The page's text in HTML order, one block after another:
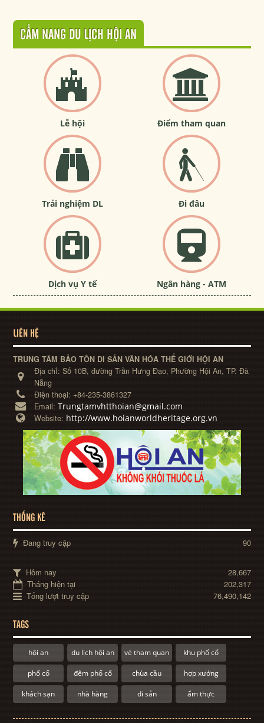
CẨM NANG DU LỊCH HỘI AN
Lễ hội Điểm tham quan
Trải nghiệm DL Đi đâu
Dịch vụ Y tế Ngân hàng - ATM
LIÊN HỆ
TRUNG TÂM BẢO TỒN DI SẢN VĂN HÓA THẾ GIỚI HỘI AN
Địa chỉ:Số 10B, đường Trần Hưng Đạo, Phường Hội An, TP. Đà
Nẵng
Điện thoại: +84-235-3861327
Email:Trungtamvhtthoian@gmail.com
Website: http://www.hoianworldheritage.org.vn
THỐNG KÊ
Đang truy cập 90
Hôm nay
28,667
Tháng hiện tại
202,317
Tổng lượt truy cập
76,490,142
TAGS
hội an du lịch hội an vé tham quan khu phố cổ
phố cổ đêm phố cổ chùa cầu hợp xướng
khách sạn nhà hàng di sản ẩm thực